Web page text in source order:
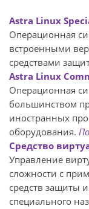
Astra Linux
Операционная
встроенными
средствами
Astra Linux
Операционная
большинством
иностранных
оборудования.
Средство
Управление
сложности с
средств защиты
специального